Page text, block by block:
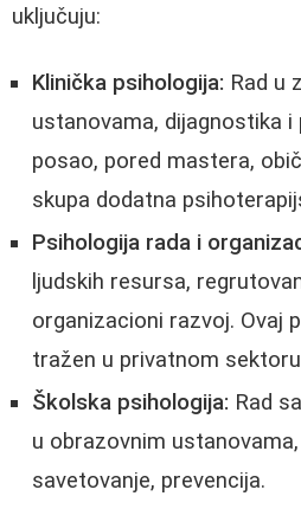
uključuju:
Klinička psihologija: Rad u
ustanovama, dijagnostika
posao, pored mastera,
skupa dodatna
Psihologija rada i
ljudskih resursa,
organizacioni razvoj. Ovaj
tražen u privatnom
Školska psihologija: Rad
u obrazovnim
savetovanje, prevencija.